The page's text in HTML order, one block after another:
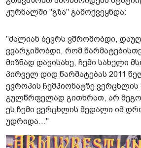
ჟურნალში "გზა" გამოქვეყნდა:
"ძალიან ბევრს ვშრომობდი,
ვვარჯიშობდი, რომ
მიზნად დავისახე, ჩემი სახელი
პირველ დიდ წარმატებას 2011
ევროპის ჩემპიონატზე
გულწრფელად გითხრათ, არ
ეს ჩემი ვერცხლის მედალი იმ
უდრიდა..."